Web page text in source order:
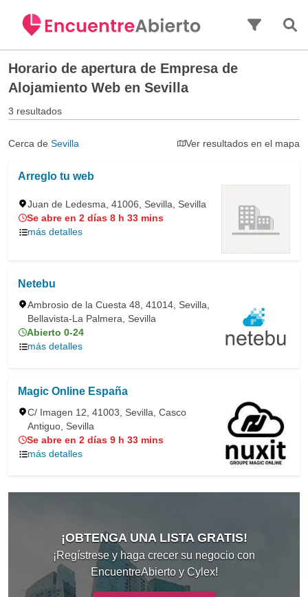
Horario de apertura de Empresa de
Alojamiento Web en Sevilla
3 resultados
Cerca de Sevilla Ver resultados en el mapa
Arreglo tu web
Juan de Ledesma, 41006, Sevilla, Sevilla
Se abre en 2 días 8 h 33 mins
más detalles
Netebu
Ambrosio de la Cuesta 48, 41014, Sevilla,
Bellavista-La Palmera, Sevilla
Abierto 0-24
más detalles
Magic Online España
C/ Imagen 12, 41003, Sevilla, Casco
Antiguo, Sevilla
Se abre en 2 días 9 h 33 mins
más detalles
¡OBTENGA UNA LISTA GRATIS!
¡Regístrese y haga crecer su negocio con
EncuentreAbierto y Cylex!